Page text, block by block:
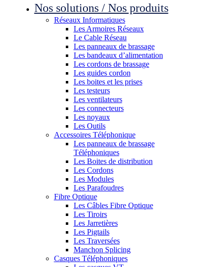
Nos solutions / Nos produits
Réseaux Informatiques
Les Armoires Réseaux
Le Cable Réseau
Les panneaux de brassage
Les bandeaux d’alimentation
Les cordons de brassage
Les guides cordon
Les boites et les prises
Les testeurs
Les ventilateurs
Les connecteurs
Les noyaux
Les Outils
Accessoires Téléphonique
Les panneaux de brassage
Téléphoniques
Les Boites de distribution
Les Cordons
Les Modules
Les Parafoudres
Fibre Optique
Les Câbles Fibre Optique
Les Tiroirs
Les Jarretières
Les Pigtails
Les Traversées
Manchon Splicing
Casques Téléphoniques